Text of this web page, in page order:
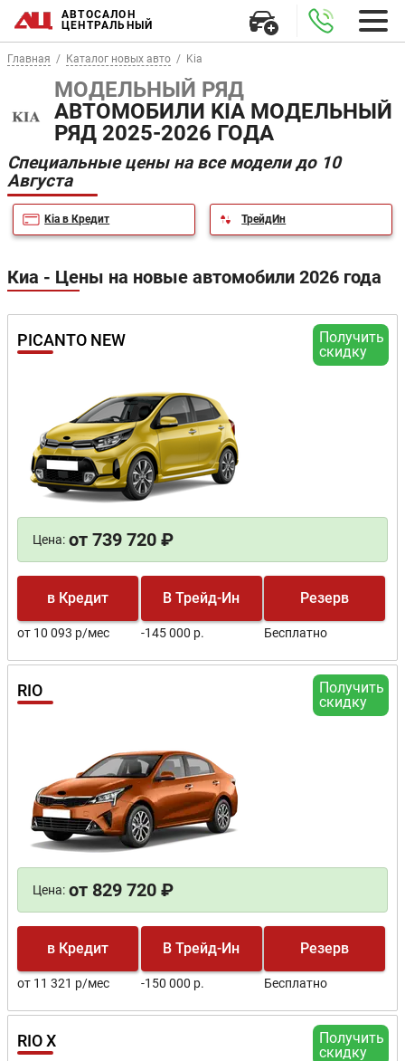
АВТОСАЛОН
ЦЕНТРАЛЬНЫЙ
Главная Каталог новых авто Kia
МОДЕЛЬНЫЙ РЯД
АВТОМОБИЛИ KIA МОДЕЛЬНЫЙ
РЯД 2025-2026 ГОДА
Специальные цены на все модели до 10
Августа
Kia в Кредит ТрейдИн
Киа - Цены на новые автомобили 2026 года
Получить
скидку
PICANTO NEW
Цена: от 739 720 ₽
в Кредит
от 10 093 р/мес
В Трейд-Ин
-145 000 р.
Резерв
Бесплатно
Получить
скидку
RIO
Цена: от 829 720 ₽
в Кредит
от 11 321 р/мес
В Трейд-Ин
-150 000 р.
Резерв
Бесплатно
Получить
скидку
RIO Х